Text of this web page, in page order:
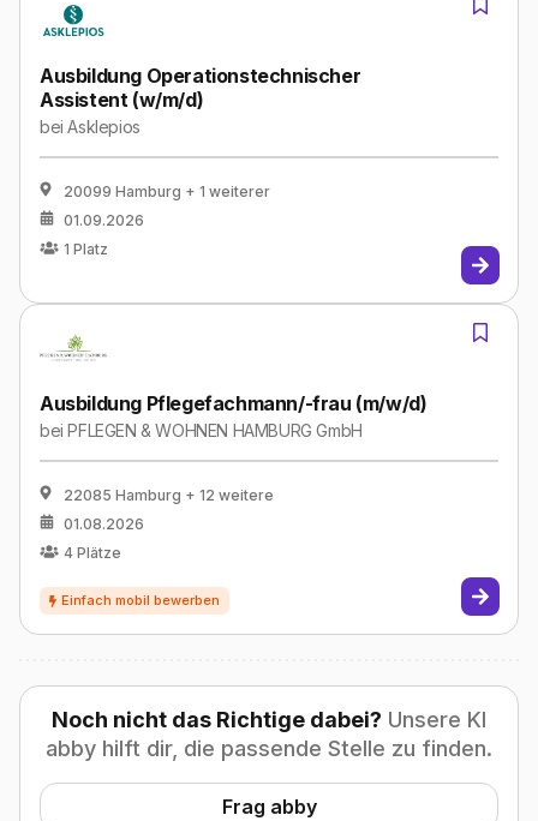
Ausbildung Operationstechnischer
Assistent (w/m/d)
beiAsklepios
20099 Hamburg + 1 weiterer
01.09.2026
1 Platz
Ausbildung Pflegefachmann/-frau (m/w/d)
beiPFLEGEN & WOHNEN HAMBURG GmbH
22085 Hamburg + 12 weitere
01.08.2026
4 Plätze
Noch nicht das Richtige dabei? Unsere KI
abby hilft dir, die passende Stelle zu finden.
Frag abby